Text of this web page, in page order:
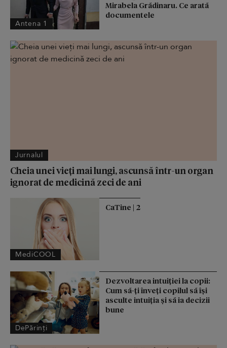
Antena 1
Mirabela Grădinaru. Ce arată
documentele
Jurnalul
Cheia unei vieți mai lungi, ascunsă într-un organ
ignorat de medicină zeci de ani
MediCOOL
CaTine | 2
DePărinți
Dezvoltarea intuiției la copii:
Cum să-ți înveți copilul să își
asculte intuiția și să ia decizii
bune